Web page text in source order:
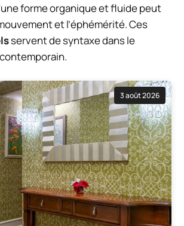
forme organique et fluide peut
et l’éphémérité. Ces
servent de syntaxe dans le
3 août 2026